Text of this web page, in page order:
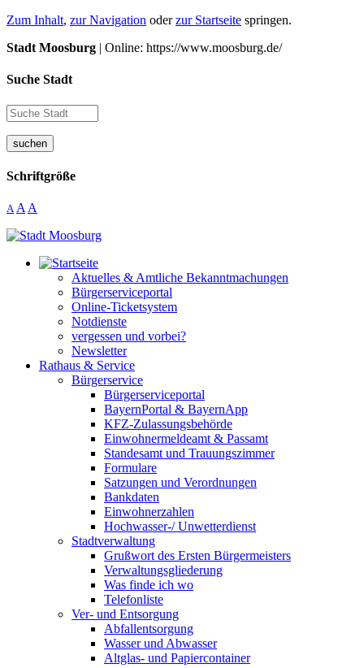
Zum Inhalt, zur Navigation oderzur Startseite springen.
Stadt Moosburg | Online: https://www.moosburg.de/
Suche Stadt
suchen
Schriftgröße
A A A
Aktuelles & Amtliche Bekanntmachungen
Bürgerserviceportal
Online-Ticketsystem
Notdienste
vergessen und vorbei?
Newsletter
Rathaus & Service
Bürgerservice
Bürgerserviceportal
BayernPortal & BayernApp
KFZ-Zulassungsbehörde
Einwohnermeldeamt & Passamt
Standesamt und Trauungszimmer
Formulare
Satzungen und Verordnungen
Bankdaten
Einwohnerzahlen
Hochwasser-/ Unwetterdienst
Stadtverwaltung
Grußwort des Ersten Bürgermeisters
Verwaltungsgliederung
Was finde ich wo
Telefonliste
Ver- und Entsorgung
Abfallentsorgung
Wasser und Abwasser
Altglas- und Papiercontainer